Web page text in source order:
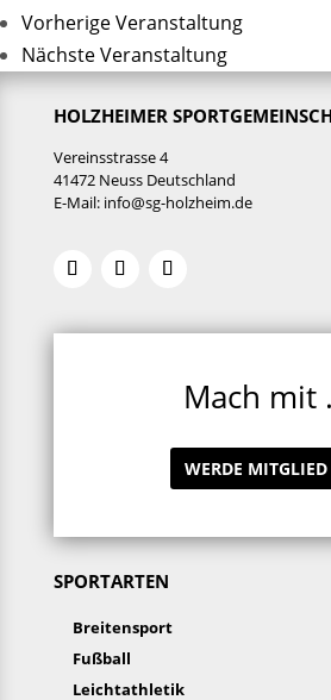
Vorherige Veranstaltung
Nächste Veranstaltung
HOLZHEIMER
Vereinsstrasse 4
41472 Neuss Deutschland
E-Mail: info@sg-holzheim.de
Mach mit
WERDE MITGLIED
SPORTARTEN
Breitensport
Fußball
Leichtathletik